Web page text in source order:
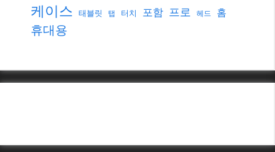
케이스 태블릿 탭 터치 포함 프로 헤드 홈
휴대용